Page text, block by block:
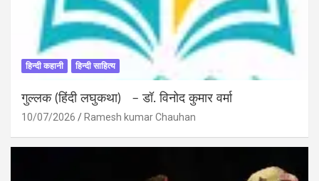
हिन्दी कहानी हिन्दी साहित्य
गुल्लक (हिंदी लघुकथा) – डॉ. विनोद कुमार वर्मा
10/07/2026 Ramesh kumar Chauhan